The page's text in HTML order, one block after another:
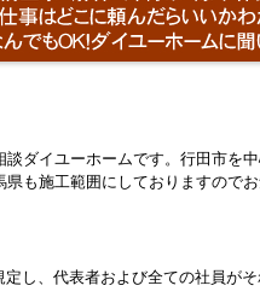
ダイユーホームです。行田市を
も施工範囲にしておりますのでお
し、代表者および全ての社員が